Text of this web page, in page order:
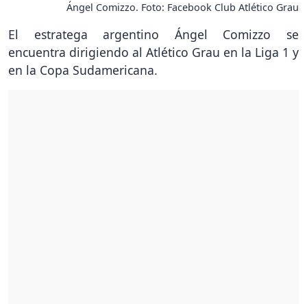
Ángel Comizzo. Foto: Facebook Club Atlético Grau
El estratega argentino Ángel Comizzo se
encuentra dirigiendo al Atlético Grau en la Liga 1 y
en la Copa Sudamericana.